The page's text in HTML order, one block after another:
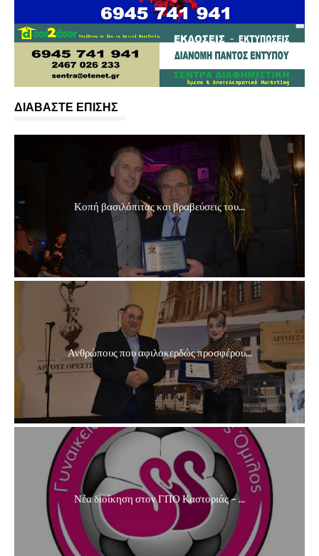
ΔΙΑΒΑΣΤΕ ΕΠΙΣΗΣ
Κοπή βασιλόπιτας και βραβεύσεις του...
Ανθρώπους που αφιλοκερδώς προσφέρου...
Νέα διοίκηση στον ΓΠΟ Καστοριάς – ...